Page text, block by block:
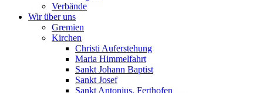
Verbände
Wir über uns
Gremien
Kirchen
Christi Auferstehung
Maria Himmelfahrt
Sankt Johann Baptist
Sankt Josef
Sankt Antonius, Ferthofen